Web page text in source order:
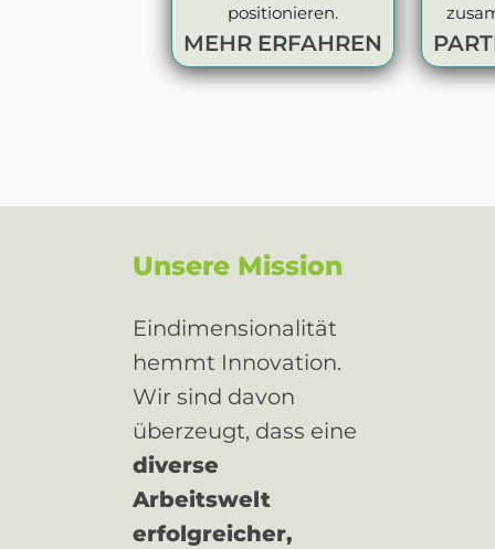
MEHR ERFAHREN
positionieren.
Unsere Mission
Eindimensionalität
hemmt Innovation.
Wir sind davon
überzeugt, dass eine
diverse
Arbeitswelt
erfolgreicher,